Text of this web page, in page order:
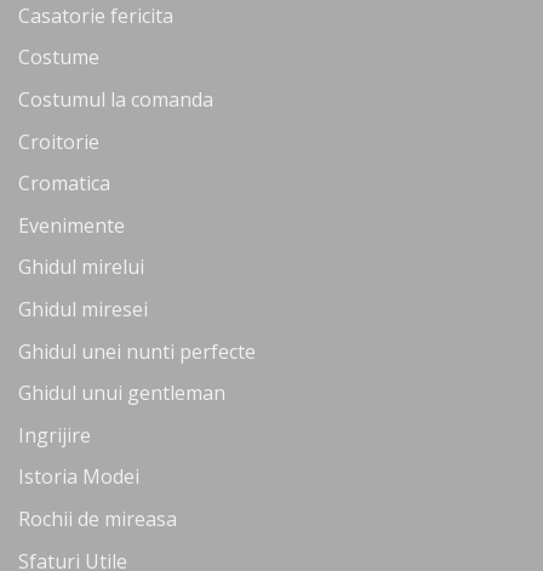
Casatorie fericita
Costume
Costumul la comanda
Croitorie
Cromatica
Evenimente
Ghidul mirelui
Ghidul miresei
Ghidul unei nunti perfecte
Ghidul unui gentleman
Ingrijire
Istoria Modei
Rochii de mireasa
Sfaturi Utile